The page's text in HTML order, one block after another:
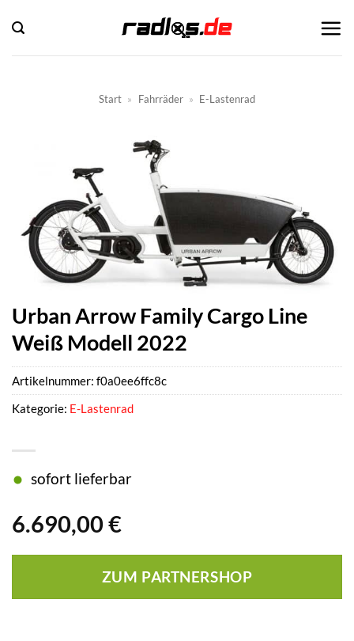
Inhalt
springen
Start » Fahrräder » E-Lastenrad
Urban Arrow Family Cargo Line
Weiß Modell 2022
6.690,00 €
sofort lieferbar
ZUM PARTNERSHOP
Artikelnummer: f0a0ee6ffc8c
Kategorie: E-Lastenrad